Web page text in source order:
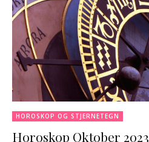
HOROSKOP OG STJERNETEGN
Horoskop Oktober 2023